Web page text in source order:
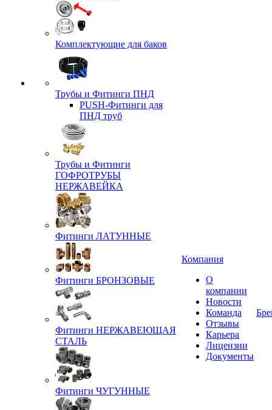
Комплектующие для баков
Трубы и Фитинги ПНД
PUSH-Фитинги для
ПНД труб
Трубы и Фитинги
ГОФРОТРУБЫ
НЕРЖАВЕЙКА
Фитинги ЛАТУННЫЕ
Фитинги БРОНЗОВЫЕ
Фитинги НЕРЖАВЕЮЩАЯ
СТАЛЬ
Фитинги ЧУГУННЫЕ
Компания
О
компании
Новости
Команда
Отзывы
Карьера
Лицензии
Документы